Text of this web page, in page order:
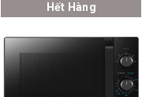
Hết Hàng